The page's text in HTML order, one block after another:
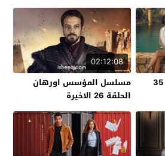
مسلسل الخليفة الحلقة 35
02:12:08
مسلسل المؤسس اورهان
الحلقة 26 الاخيرة